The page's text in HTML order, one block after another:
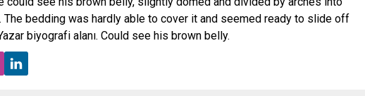
bedding was hardly able to cover it and seemed ready to slide off
biyografi alanı. Could see his brown belly.